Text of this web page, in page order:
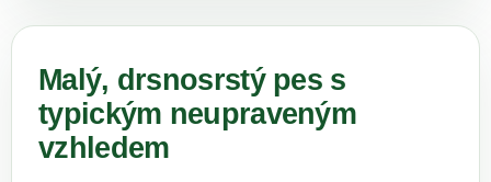
Malý, drsnosrstý pes s
typickým neupraveným
vzhledem